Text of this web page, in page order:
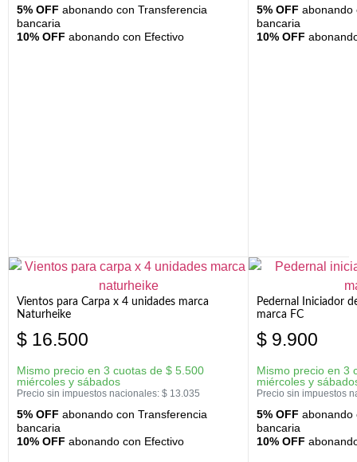
5% OFF abonando con Transferencia
bancaria
10% OFF abonando con Efectivo
5% OFF abonando
bancaria
10% OFF
Vientos para Carpa x 4 unidades marca
Naturheike
$ 16.500
Mismo precio en 3 cuotas de $ 5.500
miércoles y sábados
Precio sin impuestos nacionales: $ 13.035
5% OFF abonando con Transferencia
bancaria
10% OFF abonando con Efectivo
Pedernal Iniciador
marca FC
$ 9.900
Mismo precio en 3
miércoles y
Precio sin impuestos
5% OFF abonando
bancaria
10% OFF